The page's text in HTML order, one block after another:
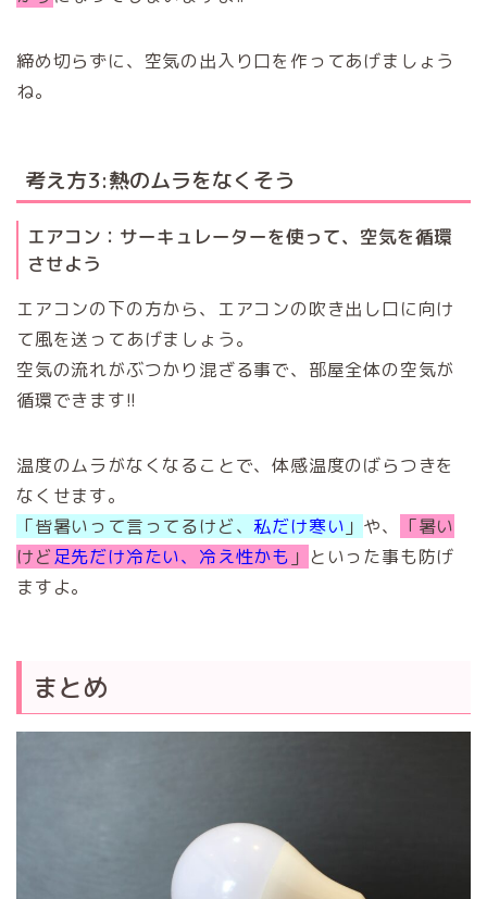
締め切らずに、空気の出入り口を作ってあげましょう
ね。
考え方3:熱のムラをなくそう
エアコン：サーキュレーターを使って、空気を循環
させよう
エアコンの下の方から、エアコンの吹き出し口に向け
て風を送ってあげましょう。
空気の流れがぶつかり混ざる事で、部屋全体の空気が
循環できます!!
温度のムラがなくなることで、体感温度のばらつきを
なくせます。
「皆暑いって言ってるけど、 私だけ寒い 」 や、
「暑い
けど足先だけ冷たい、冷え性かも 」 といった事も防げ
ますよ。
まとめ